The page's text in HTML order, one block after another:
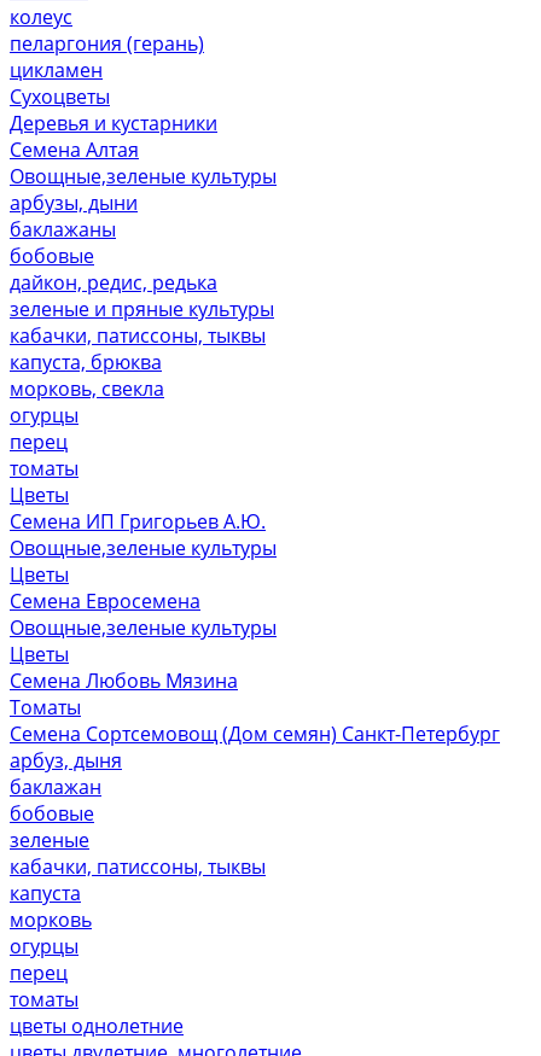
колеус
пеларгония (герань)
цикламен
Сухоцветы
Деревья и кустарники
Семена Алтая
Овощные,зеленые культуры
арбузы, дыни
баклажаны
бобовые
дайкон, редис, редька
зеленые и пряные культуры
кабачки, патиссоны, тыквы
капуста, брюква
морковь, свекла
огурцы
перец
томаты
Цветы
Семена ИП Григорьев А.Ю.
Овощные,зеленые культуры
Цветы
Семена Евросемена
Овощные,зеленые культуры
Цветы
Семена Любовь Мязина
Томаты
Семена Сортсемовощ (Дом семян) Санкт-Петербург
арбуз, дыня
баклажан
бобовые
зеленые
кабачки, патиссоны, тыквы
капуста
морковь
огурцы
перец
томаты
цветы однолетние